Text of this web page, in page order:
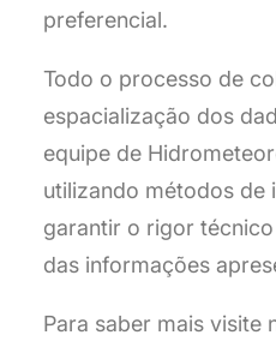
preferencial.
Todo o processo de
espacialização dos
equipe de
utilizando métodos de
garantir o rigor
das informações
Para saber mais visite